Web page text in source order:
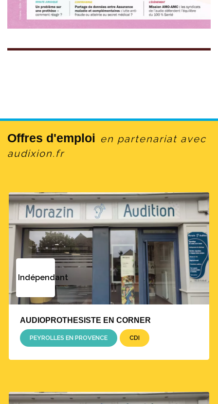
Offres d'emploi en partenariat avec
audixion.fr
Indépendant
AUDIOPROTHESISTE EN CORNER
PEYROLLES EN PROVENCE CDI